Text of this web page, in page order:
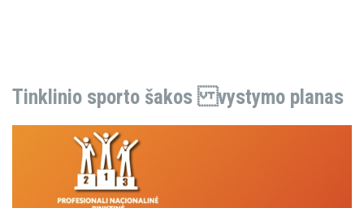
Tinklinio sporto šakos vystymo planas